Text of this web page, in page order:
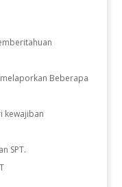
Beberapa
kewajiban
SPT.